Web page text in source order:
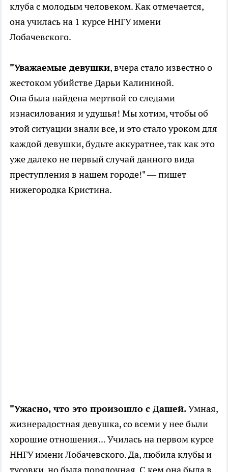
клуба с молодым человеком. Как отмечается,
она училась на 1 курсе ННГУ имени
Лобачевского.
"Уважаемые девушки, вчера стало известно о
жестоком убийстве Дарьи Калининой.
Она была найдена мертвой со следами
изнасилования и удушья! Мы хотим, чтобы об
этой ситуации знали все, и это стало уроком для
каждой девушки, будьте аккуратнее, так как это
уже далеко не первый случай данного вида
преступления в нашем городе!" — пишет
нижегородка Кристина.
"Ужасно, что это произошло с Дашей.Умная,
жизнерадостная девушка, со всеми у нее были
хорошие отношения... Училась на первом курсе
ННГУ имени Лобачевского. Да, любила клубы и